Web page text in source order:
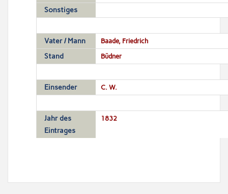
Sonstiges
Vater / Mann Baade, Friedrich
Stand Büdner
Einsender C. W.
Jahr des
Eintrages
1832